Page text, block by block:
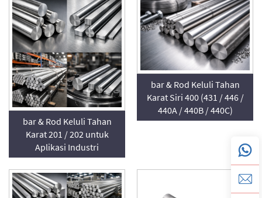
bar & Rod Keluli Tahan
Karat 201 / 202 untuk
Aplikasi Industri
bar & Rod Keluli Tahan
Karat Siri 400 (431 / 446 /
440A / 440B / 440C)